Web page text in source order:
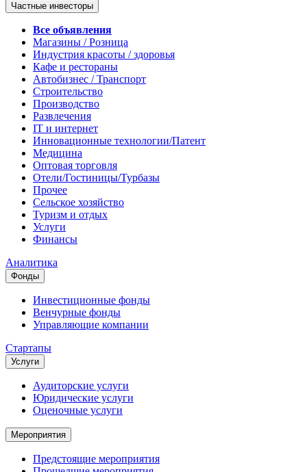
Частные инвесторы
Все объявления
Магазины / Розница
Индустрия красоты / здоровья
Кафе и рестораны
Автобизнес / Транспорт
Строительство
Производство
Развлечения
IT и интернет
Инновационные технологии/Патент
Медицина
Оптовая торговля
Отели/Гостиницы/Турбазы
Прочее
Сельское хозяйство
Туризм и отдых
Услуги
Финансы
Аналитика
Фонды
Инвестиционные фонды
Венчурные фонды
Управляющие компании
Стартапы
Услуги
Аудиторские услуги
Юридические услуги
Оценочные услуги
Мероприятия
Предстоящие мероприятия